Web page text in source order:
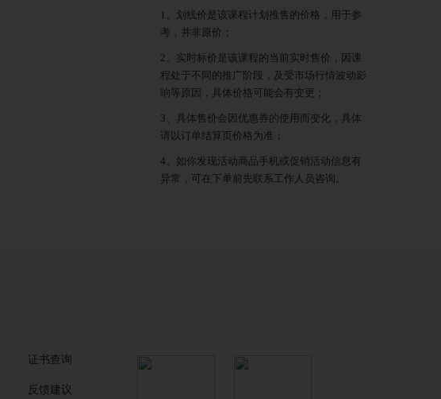
1、划线价是该课程计划推售的价格，用于参
考，并非原价；
2、实时标价是该课程的当前实时售价，因课
程处于不同的推广阶段，及受市场行情波动影
响等原因，具体价格可能会有变更；
3、具体售价会因优惠券的使用而变化，具体
请以订单结算页价格为准；
4、如你发现活动商品手机或促销活动信息有
异常，可在下单前先联系工作人员咨询。
证书查询
反馈建议